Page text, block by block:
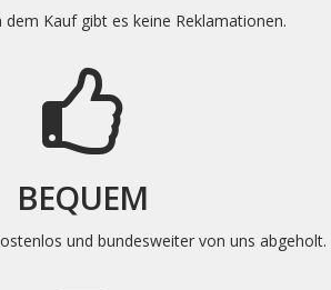
dem Kauf gibt es keine Reklamationen.
BEQUEM
und bundesweiter von uns abgeholt.